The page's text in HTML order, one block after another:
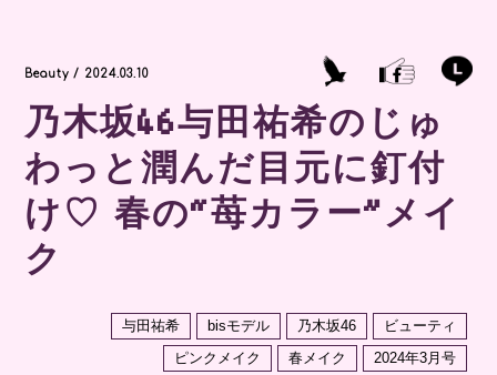
Beauty / 2024.03.10
乃木坂46与田祐希のじゅ
わっと潤んだ目元に釘付
け♡ 春の“苺カラー”メイ
ク
与田祐希 bisモデル 乃木坂46
ビューティ
ピンクメイク
春メイク 2024年3月号